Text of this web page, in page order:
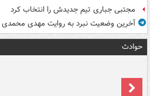
مجتبی جباری تیم جدیدش را انتخاب کرد
آخرین وضعیت نبرد به روایت مهدی محمدی
حوادث